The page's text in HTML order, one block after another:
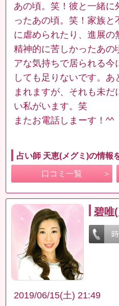
あの頃。笑！彼と一緒に
ったあの頃。笑！家族と
に虐められたり、進展の
精神的に苦しかったあの
アな気持ちで居られる今
しても足りないです。
まれますが、それも未
い私がいます。笑
またお電話しまーす！^^
占い師 天恵(メグミ)の情報
口コミ一覧
碧唯
2019/06/15(土) 21:49